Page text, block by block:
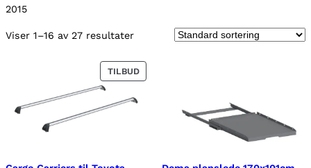
2015
Viser 1–16 av 27 resultater
TILBUDP
R